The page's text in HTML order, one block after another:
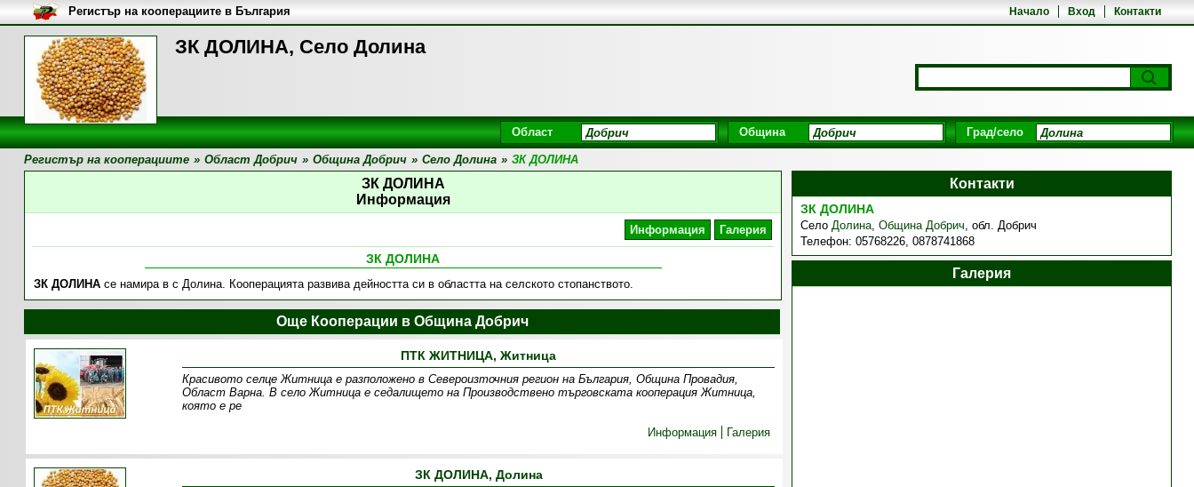
ЗК ДОЛИНА, Село Долина
Начало Вход Контакти
Регистър на кооперациите в България
Област Община Град/село
Регистър на кооперациите » Област Добрич » Община Добрич » Село Долина » ЗК ДОЛИНА
ЗК ДОЛИНА
Информация
Информация Галерия
ЗК ДОЛИНА
ЗК ДОЛИНАсе намира в с Долина. Кооперацията развива дейността си в областта на селското стопанството.
Контакти
ЗК ДОЛИНА
Село Долина, Община Добрич, обл. Добрич
Телефон: 05768226, 0878741868
Галерия
Още Кооперации в Община Добрич
ПТК ЖИТНИЦА, Житница
Красивото селце Житница е разположено в Североизточния регион на България, Oбщина Провадия,
Oбласт Варна. В село Житница е седалището на Производствено търговската кооперация Житница,
която е ре
Информация
Галерия
ЗК ДОЛИНА, Долина